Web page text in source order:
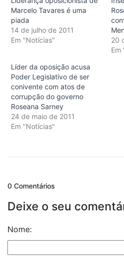
Marcelo Tavares é uma
piada
14 de julho de 2011
Em "Notícias"
20
Em
Líder da oposição acusa
Poder Legislativo de ser
conivente com atos de
corrupção do governo
Roseana Sarney
24 de maio de 2011
Em "Notícias"
0 Comentários
Deixe o seu
Nome: